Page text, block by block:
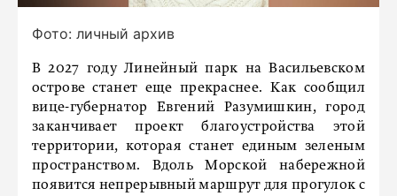
Фото: личный архив
В 2027 году Линейный парк на Васильевском
острове станет еще прекраснее. Как сообщил
вице-губернатор Евгений Разумишкин, город
заканчивает проект благоустройства этой
территории, которая станет единым зеленым
пространством. Вдоль Морской набережной
появится непрерывный маршрут для прогулок с